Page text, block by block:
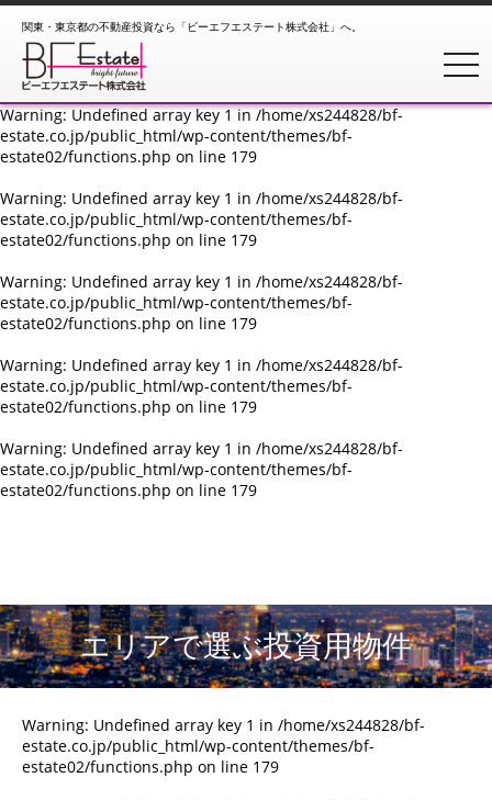
Warning: Undefined array key 1 in/home/xs244828/bf-
estate.co.jp/public_html/wp-content/themes/bf-
estate02/functions.php
Warning: Undefined array key 1 in/home/xs244828/bf-
estate.co.jp/public_html/wp-content/themes/bf-
estate02/functions.php on line 179
Warning: Undefined array key 1 in /home/xs244828/bf-
estate.co.jp/public_html/wp-content/themes/bf-
estate02/functions.php on line 179
Warning: Undefined array key 1 in /home/xs244828/bf-
estate.co.jp/public_html/wp-content/themes/bf-
estate02/functions.php on line 179
Warning: Undefined array key 1 in /home/xs244828/bf-
estate.co.jp/public_html/wp-content/themes/bf-
estate02/functions.php on line 179
Warning: Undefined array key 1 in /home/xs244828/bf-
estate.co.jp/public_html/wp-content/themes/bf-
estate02/functions.php on line 179
関東・東京都の不動産投資なら「ビーエフエステート株式会社」へ。
エリアで選ぶ投資用物件
Warning: Undefined array key 1 in /home/xs244828/bf-
estate.co.jp/public_html/wp-content/themes/bf-
estate02/functions.php on line 179